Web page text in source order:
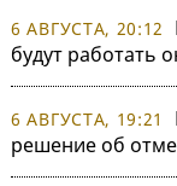
6 АВГУСТА, 20:12
будут работать
6 АВГУСТА, 19:21
решение об